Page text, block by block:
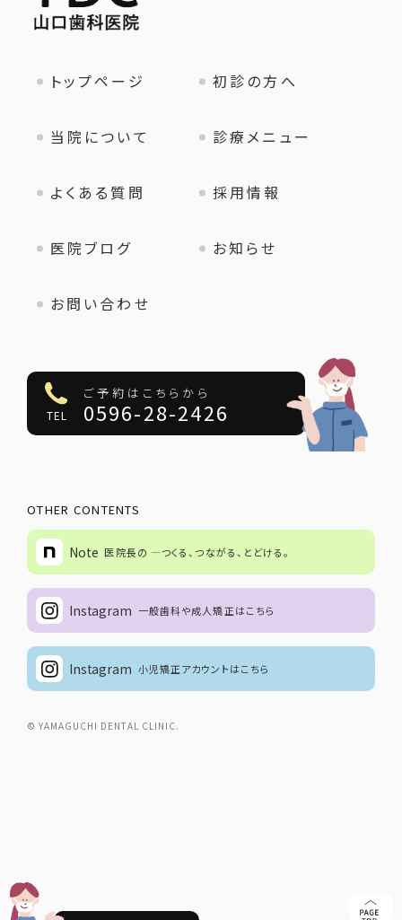
トップページ 初診の方へ
当院について 診療メニュー
よくある質問 採用情報
医院ブログ お知らせ
お問い合わせ
ご予約はこちらから
TEL 0596-28-2426
OTHER CONTENTS
Note 医院長の ―つくる、つながる、とどける。
Instagram 一般歯科や成人矯正はこちら
Instagram 小児矯正アカウントはこちら
© YAMAGUCHI DENTAL CLINIC.